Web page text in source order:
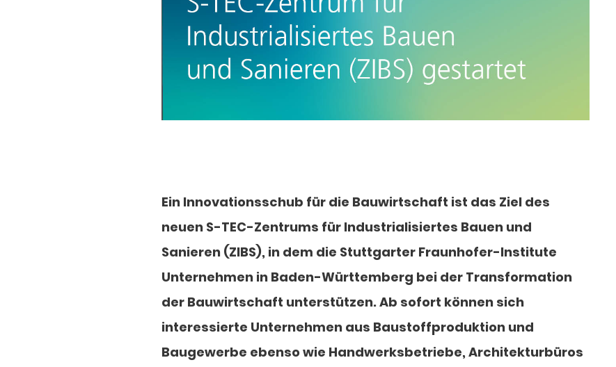
Ein Innovationsschub für die Bauwirtschaft ist das Ziel des
neuen S-TEC-Zentrums für Industrialisiertes Bauen und
Sanieren (ZIBS), in dem die Stuttgarter Fraunhofer-Institute
Unternehmen in Baden-Württemberg bei der Transformation
der Bauwirtschaft unterstützen. Ab sofort können sich
interessierte Unternehmen aus Baustoffproduktion und
Baugewerbe ebenso wie Handwerksbetriebe, Architekturbüros